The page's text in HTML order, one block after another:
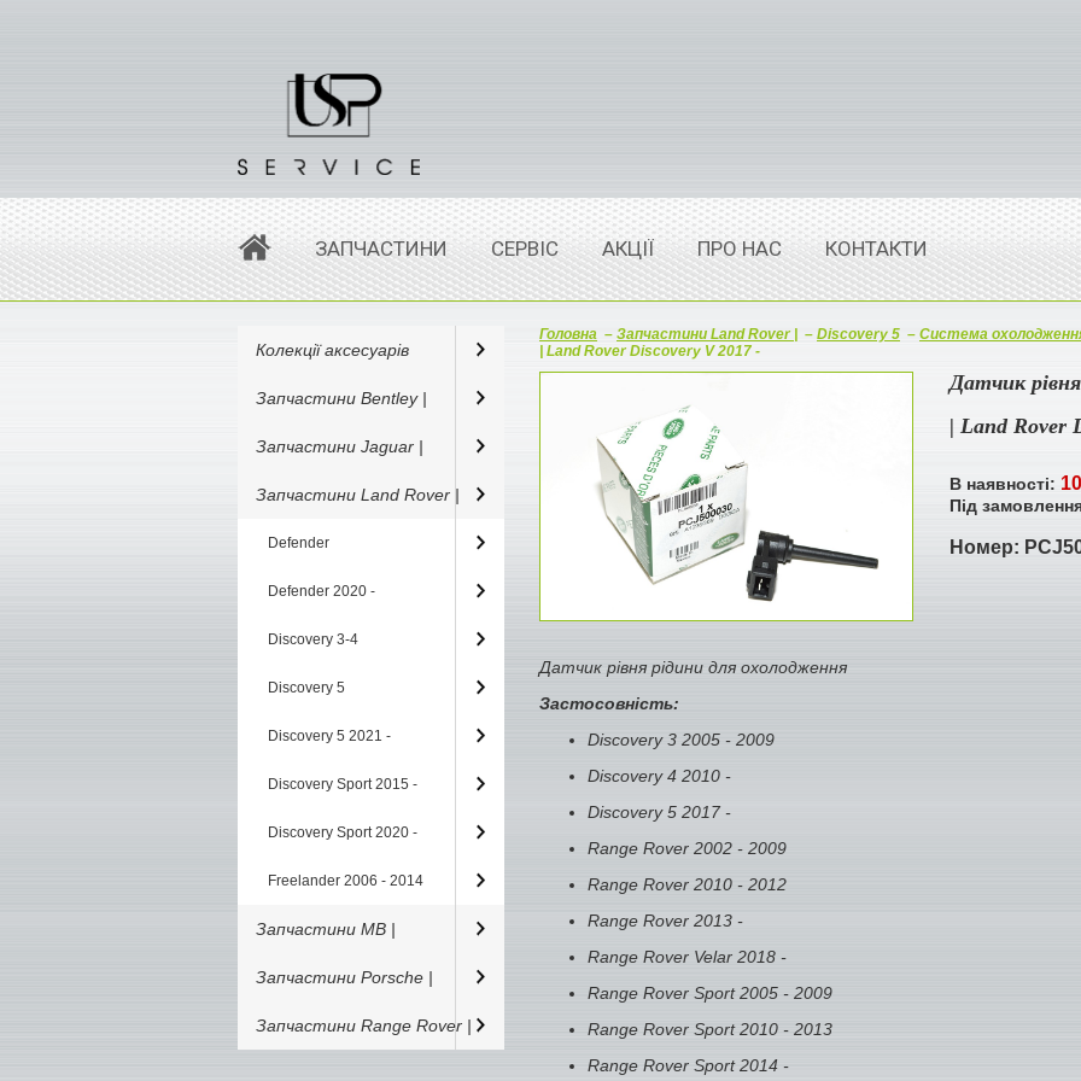
ЗАПЧАСТИНИ СЕРВІС АКЦІЇ ПРО НАС КОНТАКТИ
Колекції аксесуарів
Запчастини Bentley |
Запчастини Jaguar |
Запчастини Land Rover |
Defender
Defender 2020 -
Discovery 3-4
Discovery 5
Discovery 5 2021 -
Discovery Sport 2015 -
Discovery Sport 2020 -
Freelander 2006 - 2014
Запчастини MB |
Запчастини Porsche |
Запчастини Range Rover |
Головна – Запчастини Land Rover | – Discovery 5 – Система
| Land Rover Discovery V 2017 -
Датчик
| Land Rover
В наявності:
Під
Номер:
Датчик рівня рідини для охолодження
Застосовність:
Discovery 3 2005 - 2009
Discovery 4 2010 -
Discovery 5 2017 -
Range Rover 2002 - 2009
Range Rover 2010 - 2012
Range Rover 2013 -
Range Rover Velar 2018 -
Range Rover Sport 2005 - 2009
Range Rover Sport 2010 - 2013
Range Rover Sport 2014 -